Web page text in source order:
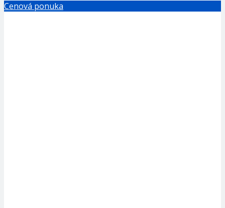
Cenová ponuka